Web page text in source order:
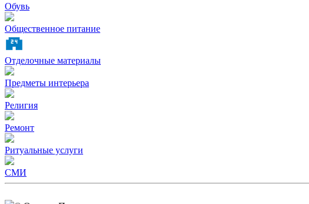
Обувь
Общественное питание
Отделочные материалы
Предметы интерьера
Религия
Ремонт
Ритуальные услуги
СМИ